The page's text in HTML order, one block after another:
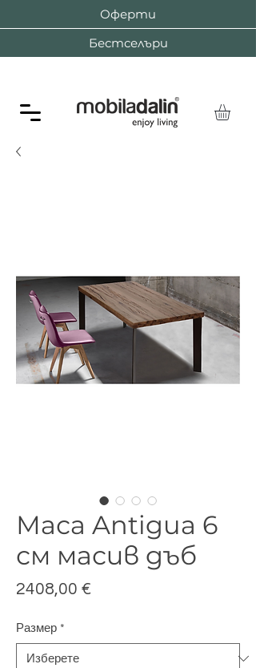
Оферти
Бестселъри
Маса Antigua 6
см масив дъб
2408,00 €
Размер *